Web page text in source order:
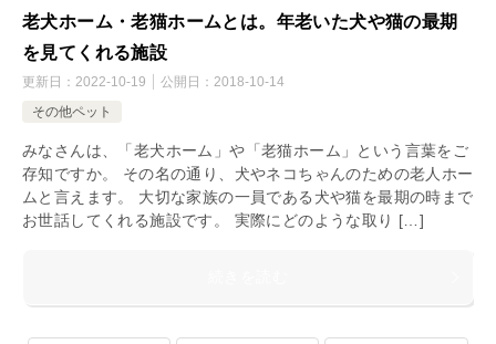
老犬ホーム・老猫ホームとは。年老いた犬や猫の最期
を見てくれる施設
更新日： 2022-10-19 公開日： 2018-10-14
その他ペット
みなさんは、「老犬ホーム」や「老猫ホーム」という言葉をご
存知ですか。 その名の通り、犬やネコちゃんのための老人ホー
ムと言えます。 大切な家族の一員である犬や猫を最期の時まで
お世話してくれる施設です。 実際にどのような取り […]